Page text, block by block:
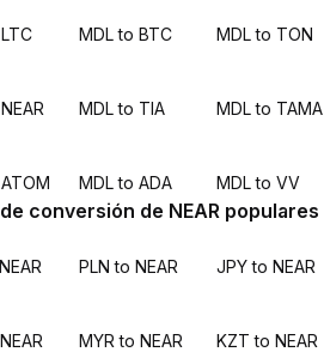
MDL to BTC MDL to TON
MDL to TIA MDL to TAMA
MDL to ADA MDL to VV
conversión de NEAR populares
PLN to NEAR JPY to NEAR
MYR to NEAR KZT to NEAR